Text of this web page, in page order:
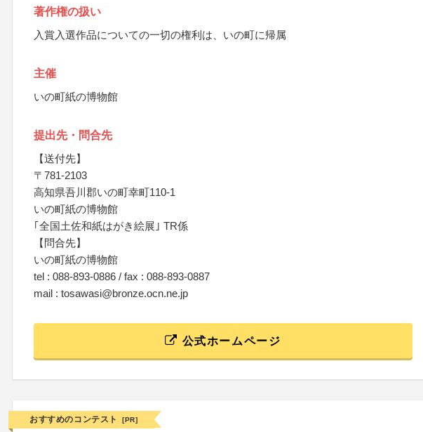
著作権の扱い
入賞入選作品についての一切の権利は、いの町に帰属
主催
いの町紙の博物館
提出先・問合先
【送付先】
〒781-2103
高知県吾川郡いの町幸町110-1
いの町紙の博物館
｢全国土佐和紙はがき絵展｣ TR係
【問合先】
いの町紙の博物館
tel : 088-893-0886 / fax : 088-893-0887
mail : tosawasi@bronze.ocn.ne.jp
公式ホームページ
おすすめのコンテスト [PR]